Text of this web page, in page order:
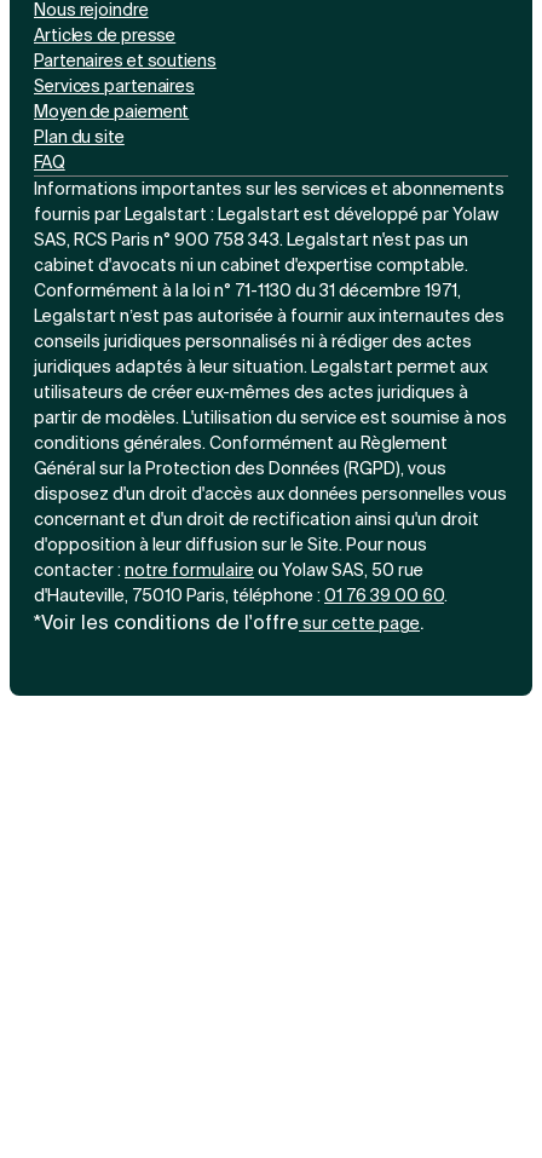
Nous rejoindre
Articles de presse
Partenaires et soutiens
Services partenaires
Moyen de paiement
Plan du site
FAQ
Informations importantes sur les services et abonnements
fournis par Legalstart : Legalstart est développé par Yolaw
SAS, RCS Paris n° 900 758 343. Legalstart n'est pas un
cabinet d'avocats ni un cabinet d'expertise comptable.
Conformément à la loi n° 71-1130 du 31 décembre 1971,
Legalstart n’est pas autorisée à fournir aux internautes des
conseils juridiques personnalisés ni à rédiger des actes
juridiques adaptés à leur situation. Legalstart permet aux
utilisateurs de créer eux-mêmes des actes juridiques à
partir de modèles. L'utilisation du service est soumise à nos
conditions générales. Conformément au Règlement
Général sur la Protection des Données (RGPD), vous
disposez d'un droit d'accès aux données personnelles vous
concernant et d'un droit de rectification ainsi qu'un droit
d'opposition à leur diffusion sur le Site. Pour nous
contacter : notre formulaireou Yolaw SAS, 50 rue
d'Hauteville, 75010 Paris, téléphone : 01 76 39 00 60.
*Voir les conditions de l'offresur cette page.